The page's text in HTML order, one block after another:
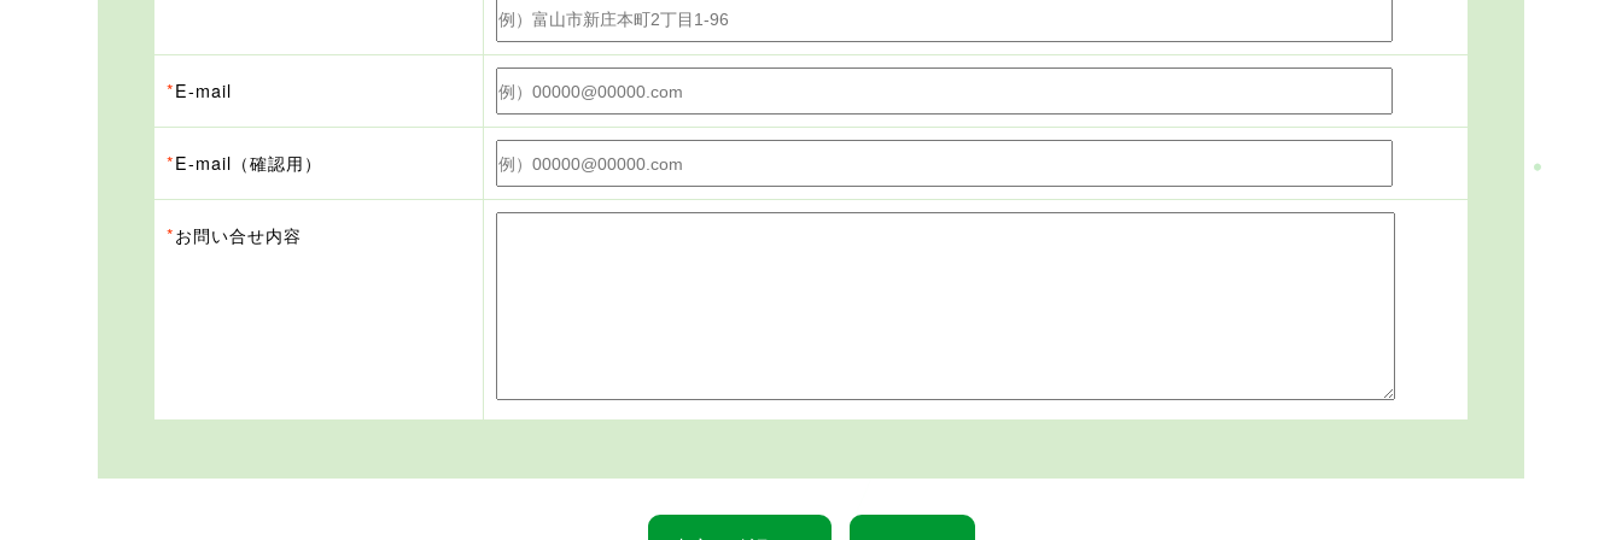
*E-mail
*E-mail（確認用）
*お問い合せ内容